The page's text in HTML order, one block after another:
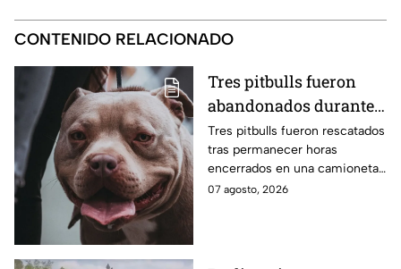
CONTENIDO RELACIONADO
Tres pitbulls fueron
abandonados durante
horas dentro de una
camioneta bajo el calor
en Tijuana; así
lograron rescatarlos
Tres pitbulls fueron rescatados
tras permanecer horas
encerrados en una camioneta
bajo altas temperaturas en la
07 agosto, 2026